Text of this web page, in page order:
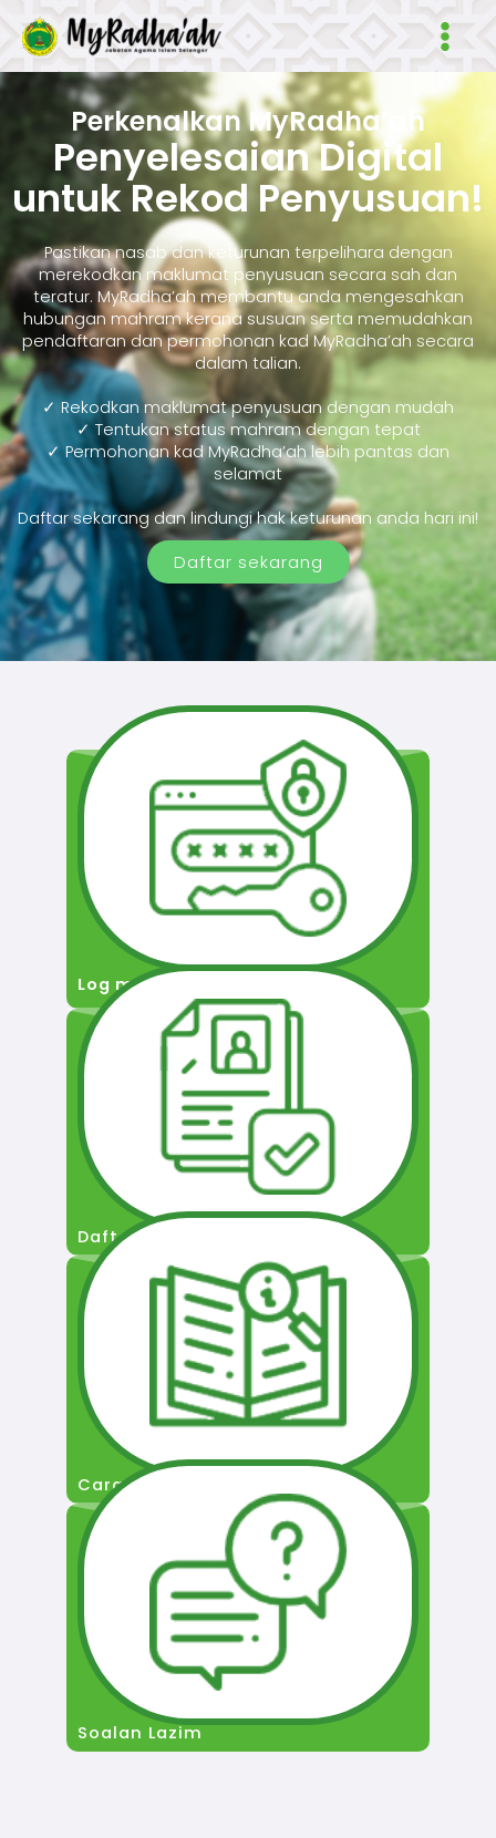
Main
Perkenalkan MyRadha’ah
Penyelesaian Digital
untuk Rekod Penyusuan!
Pastikan nasab dan keturunan terpelihara dengan
merekodkan maklumat penyusuan secara sah dan
teratur. MyRadha’ah membantu anda mengesahkan
hubungan mahram kerana susuan serta memudahkan
pendaftaran dan permohonan kad MyRadha’ah secara
dalam talian.
✓ Rekodkan maklumat penyusuan dengan mudah
✓ Tentukan status mahram dengan tepat
✓ Permohonan kad MyRadha’ah lebih pantas dan
selamat
Daftar sekarang dan lindungi hak keturunan anda hari ini!
Daftar sekarang
Log masuk
Daftar Pengguna
Cara Permohonan
Soalan Lazim